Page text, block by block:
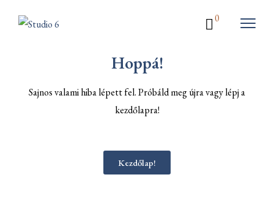
0
Hoppá!
Sajnos valami hiba lépett fel. Próbáld meg újra vagy lépj a
kezdőlapra!
Kezdőlap!